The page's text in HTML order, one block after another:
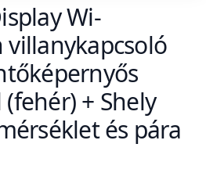
Wi-
+ Shely
és pára